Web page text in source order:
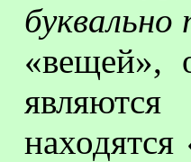
«вещей»,